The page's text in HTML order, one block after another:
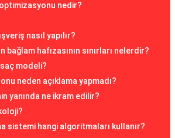
nedir?
nasıl yapılır?
bağlam hafızasının sınırları nelerdir?
modeli?
neden açıklama yapmadı?
yanında ne ikram edilir?
sistemi hangi algoritmaları kullanır?